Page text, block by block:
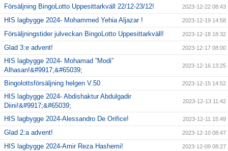
Försäljning BingoLotto Uppesittarkväll 22/12-23/12! 2023-12-22 08:43
HIS lagbygge 2024- Mohammed Yehia Aljazar ! 2023-12-19 14:58
Försäljningstider julveckan BingoLotto Uppesittarkväll! 2023-12-18 18:32
Glad 3:e advent! 2023-12-17 08:00
HIS lagbygge 2024- Mohamad ”Modi”
Alhasan!&#9917;&#65039;
2023-12-16 13:25
Bingolottsförsäljning helgen V.50 2023-12-15 14:52
HIS lagbygge 2024- Abdishaktur Abdulgadir
Diini!&#9917;&#65039;
2023-12-13 11:42
HIS lagbygge 2024-Alessandro De Orifice! 2023-12-11 15:49
Glad 2:a advent! 2023-12-10 08:47
HIS lagbygge 2024-Amir Reza Hashemi! 2023-12-09 08:27